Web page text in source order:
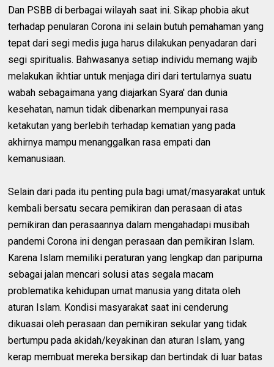
Dan PSBB di berbagai wilayah saat ini. Sikap phobia akut
terhadap penularan Corona ini selain butuh pemahaman yang
tepat dari segi medis juga harus dilakukan penyadaran dari
segi spiritualis. Bahwasanya setiap individu memang wajib
melakukan ikhtiar untuk menjaga diri dari tertularnya suatu
wabah sebagaimana yang diajarkan Syara' dan dunia
kesehatan, namun tidak dibenarkan mempunyai rasa
ketakutan yang berlebih terhadap kematian yang pada
akhirnya mampu menanggalkan rasa empati dan
kemanusiaan.
Selain dari pada itu penting pula bagi umat/masyarakat untuk
kembali bersatu secara pemikiran dan perasaan di atas
pemikiran dan perasaannya dalam mengahadapi musibah
pandemi Corona ini dengan perasaan dan pemikiran Islam.
Karena Islam memiliki peraturan yang lengkap dan paripurna
sebagai jalan mencari solusi atas segala macam
problematika kehidupan umat manusia yang ditata oleh
aturan Islam. Kondisi masyarakat saat ini cenderung
dikuasai oleh perasaan dan pemikiran sekular yang tidak
bertumpu pada akidah/keyakinan dan aturan Islam, yang
kerap membuat mereka bersikap dan bertindak di luar batas